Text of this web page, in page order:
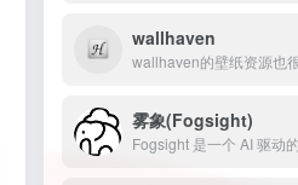
wallhaven
雾象(Fogsight)